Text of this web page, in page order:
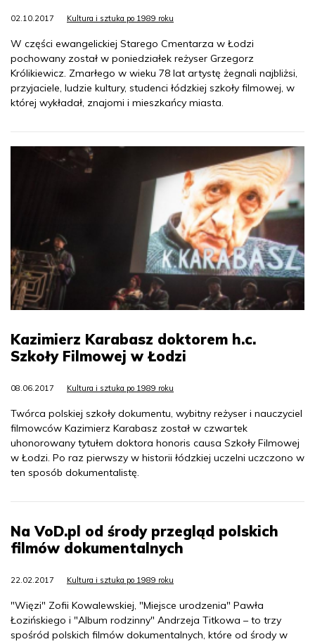
02.10.2017 Kultura i sztuka po 1989 roku
W części ewangelickiej Starego Cmentarza w Łodzi
pochowany został w poniedziałek reżyser Grzegorz
Królikiewicz. Zmarłego w wieku 78 lat artystę żegnali najbliżsi,
przyjaciele, ludzie kultury, studenci łódzkiej szkoły filmowej, w
której wykładał, znajomi i mieszkańcy miasta.
Kazimierz Karabasz doktorem h.c.
Szkoły Filmowej w Łodzi
08.06.2017 Kultura i sztuka po 1989 roku
Twórca polskiej szkoły dokumentu, wybitny reżyser i nauczyciel
filmowców Kazimierz Karabasz został w czwartek
uhonorowany tytułem doktora honoris causa Szkoły Filmowej
w Łodzi. Po raz pierwszy w historii łódzkiej uczelni uczczono w
ten sposób dokumentalistę.
Na VoD.pl od środy przegląd polskich
filmów dokumentalnych
22.02.2017 Kultura i sztuka po 1989 roku
"Więzi" Zofii Kowalewskiej, "Miejsce urodzenia" Pawła
Łozińskiego i "Album rodzinny" Andrzeja Titkowa – to trzy
spośród polskich filmów dokumentalnych, które od środy w